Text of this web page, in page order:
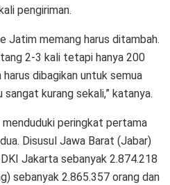
pengiriman.
Jatim memang harus ditambah.
2-3 kali tetapi hanya 200
dibagikan untuk semua
kurang sekali,” katanya.
peringkat pertama
Disusul Jawa Barat (Jabar)
Jakarta sebanyak 2.874.218
sebanyak 2.865.357 orang dan